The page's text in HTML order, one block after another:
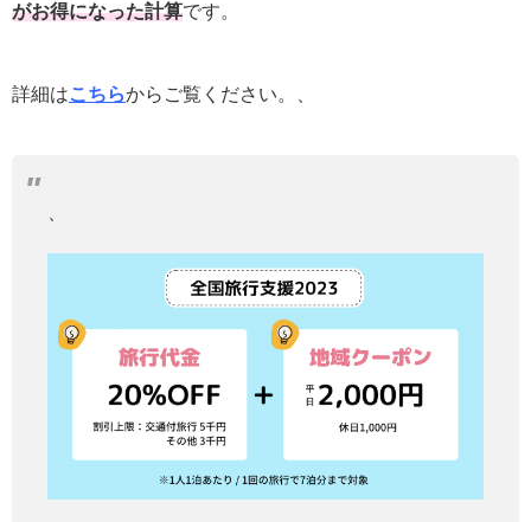
がお得になった計算です。
詳細はこちらからご覧ください。、